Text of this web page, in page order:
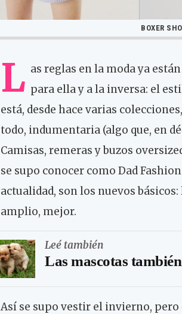
BOXER
L as reglas en la moda ya
para ella y a la inversa: el
está, desde hace varias
todo, indumentaria (algo que, en
Camisas, remeras y buzos
se supo conocer como Dad
actualidad, son los nuevos
amplio, mejor.
Leé también
Las mascotas
Así se supo vestir el invierno,